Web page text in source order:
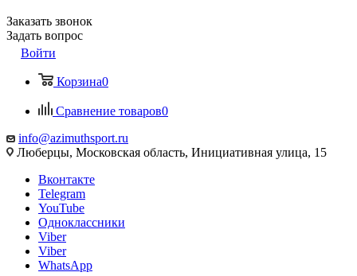
Заказать звонок
Задать вопрос
Войти
Корзина0
Сравнение товаров0
info@azimuthsport.ru
Люберцы, Московская область, Инициативная улица, 15
Вконтакте
Telegram
YouTube
Одноклассники
Viber
Viber
WhatsApp